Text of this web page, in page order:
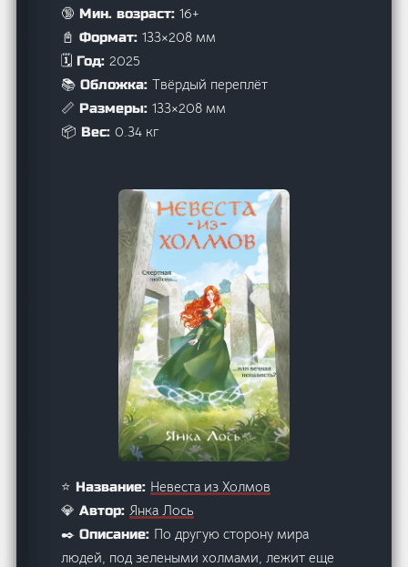
🔞 Мин. возраст:16+
📓 Формат:133×208 мм
🗓️ Год:2025
📚 Обложка:Твёрдый переплёт
📏 Размеры:133×208 мм
📦 Вес:0.34 кг
⭐ Название: Невеста из Холмов
💎 Автор:Янка Лось
✒️ Описание: По другую сторону мира
людей, под зелеными холмами, лежит еще